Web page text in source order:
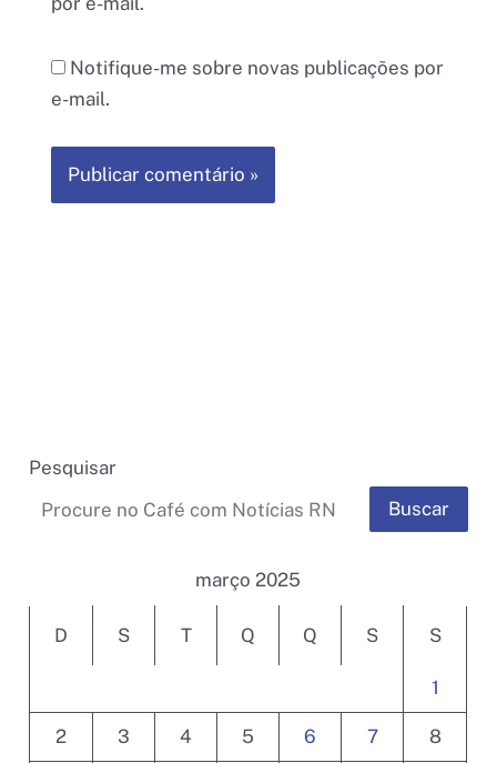
Notifique-me sobre novas publicações por
e-mail.
Pesquisar
Buscar
março 2025
D S T Q Q S S
1
2 3 4 5 6 7 8